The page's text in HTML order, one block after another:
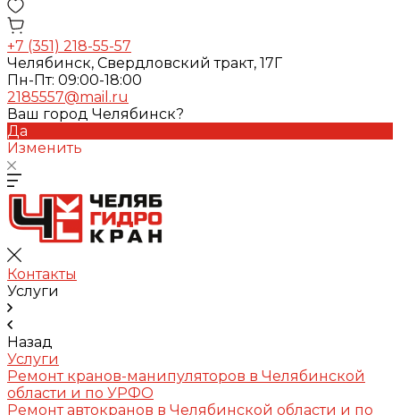
+7 (351) 218-55-57
Челябинск, Свердловский тракт, 17Г
Пн-Пт: 09:00-18:00
2185557@mail.ru
Ваш город Челябинск?
Да
Изменить
Контакты
Услуги
Назад
Услуги
Ремонт кранов-манипуляторов в Челябинской
области и по УРФО
Ремонт автокранов в Челябинской области и по